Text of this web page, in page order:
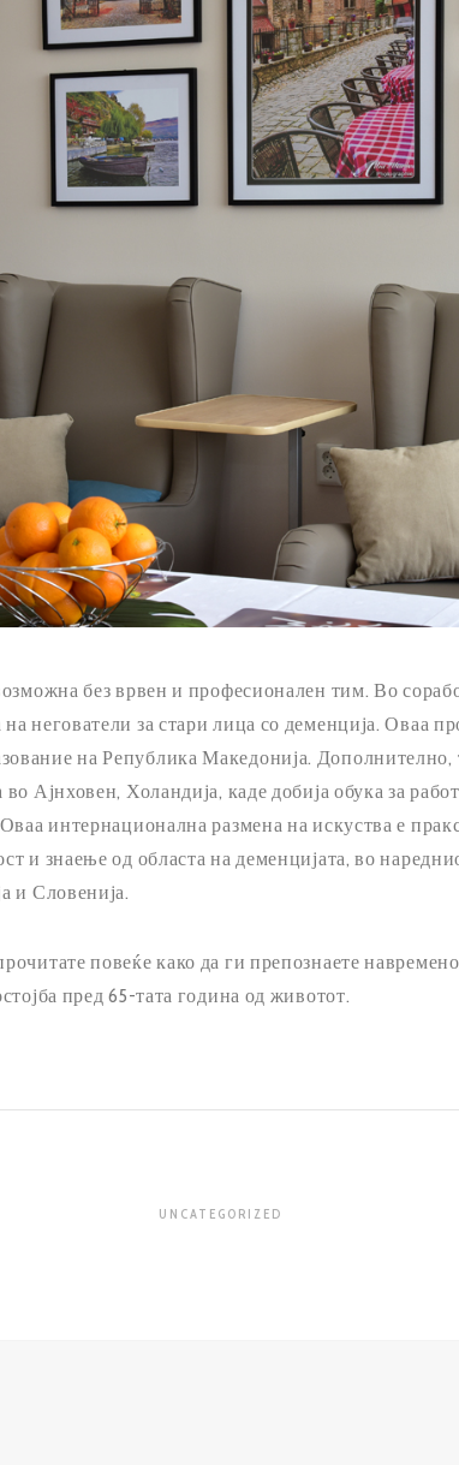
без врвен и професионален тим. Во
негователи за стари лица со деменција. Оваа
на Република Македонија.
Ајнховен, Холандија, каде добија обука за
интернационална размена на искуства е
и знаење од областа на деменцијата, во
и Словенија.
повеќе како да ги препознаете
пред 65-тата година од животот.
UNCATEGORIZED